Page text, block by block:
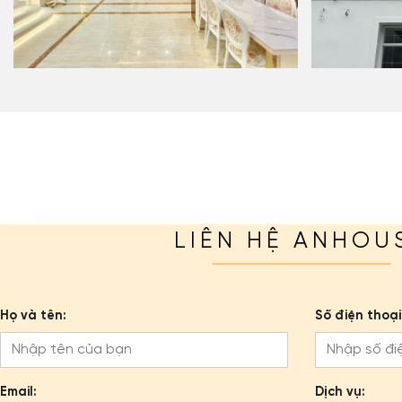
LIÊN HỆ
Họ và tên: Số điện
Email: Dịch vụ: